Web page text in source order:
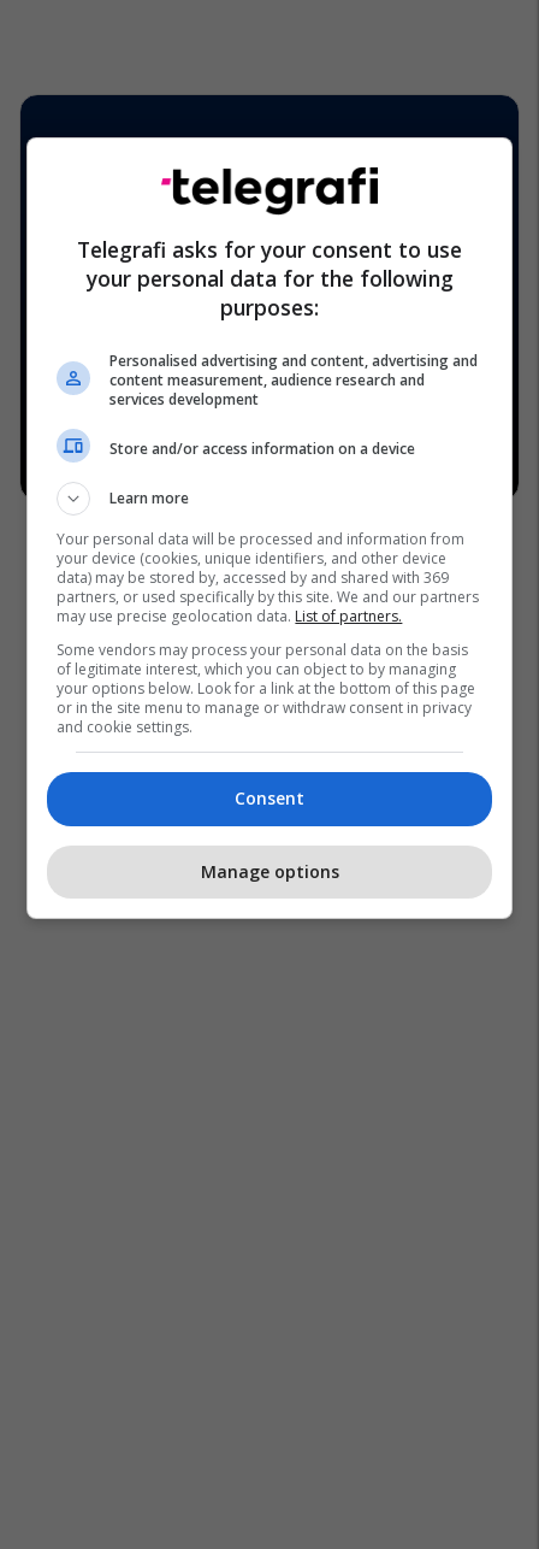
Telegrafi asks for your consent to use
your personal data for the following
purposes:
Personalised advertising and content, advertising and
content measurement, audience research and
services development
Store and/or access information on a device
Learn more
Your personal data will be processed and information from
your device (cookies, unique identifiers, and other device
data) may be stored by, accessed by and shared with 369
partners, or used specifically by this site. We and our partners
may use precise geolocation data. List of partners.
Some vendors may process your personal data on the basis
of legitimate interest, which you can object to by managing
your options below. Look for a link at the bottom of this page
or in the site menu to manage or withdraw consent in privacy
and cookie settings.
Consent
Manage options